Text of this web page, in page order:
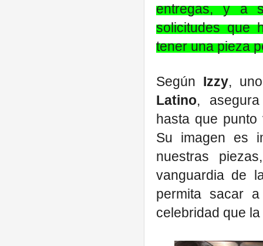
entregas, y a
solicitudes que
tener una pieza
Según Izzy,
Latino,
hasta que
Su imagen es
nuestras
vanguardia de
permita sacar
celebridad que la